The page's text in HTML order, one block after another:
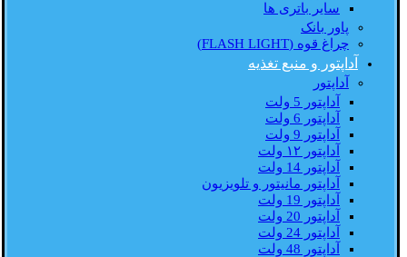
سایر باتری ها
پاور بانک
چراغ قوه (FLASH LIGHT)
آداپتور و منبع تغذیه
آداپتور
آداپتور 5 ولت
آداپتور 6 ولت
آداپتور 9 ولت
آداپتور ۱۲ ولت
آداپتور 14 ولت
آداپتور مانیتور و تلویزیون
آداپتور 19 ولت
آداپتور 20 ولت
آداپتور 24 ولت
آداپتور 48 ولت